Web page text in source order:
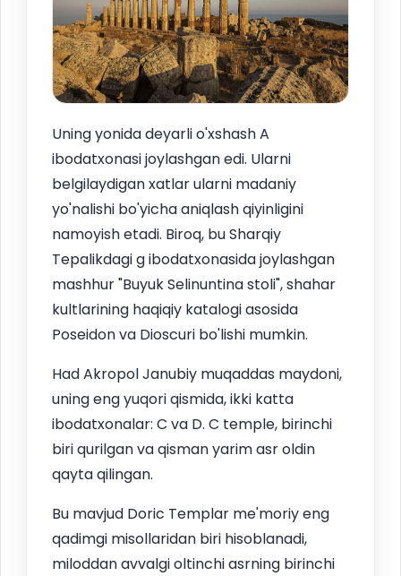
Uning yonida deyarli o'xshash A
ibodatxonasi joylashgan edi. Ularni
belgilaydigan xatlar ularni madaniy
yo'nalishi bo'yicha aniqlash qiyinligini
namoyish etadi. Biroq, bu Sharqiy
Tepalikdagi g ibodatxonasida joylashgan
mashhur "Buyuk Selinuntina stoli", shahar
kultlarining haqiqiy katalogi asosida
Poseidon va Dioscuri bo'lishi mumkin.
Had Akropol Janubiy muqaddas maydoni,
uning eng yuqori qismida, ikki katta
ibodatxonalar: C va D. C temple, birinchi
biri qurilgan va qisman yarim asr oldin
qayta qilingan.
Bu mavjud Doric Templar me'moriy eng
qadimgi misollaridan biri hisoblanadi,
miloddan avvalgi oltinchi asrning birinchi